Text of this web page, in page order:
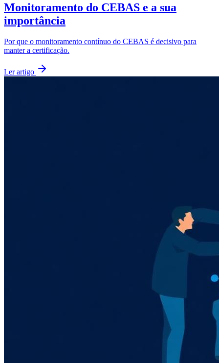
Monitoramento do CEBAS e a sua
importância
Por que o monitoramento contínuo do CEBAS é decisivo para
manter a certificação.
Ler artigo